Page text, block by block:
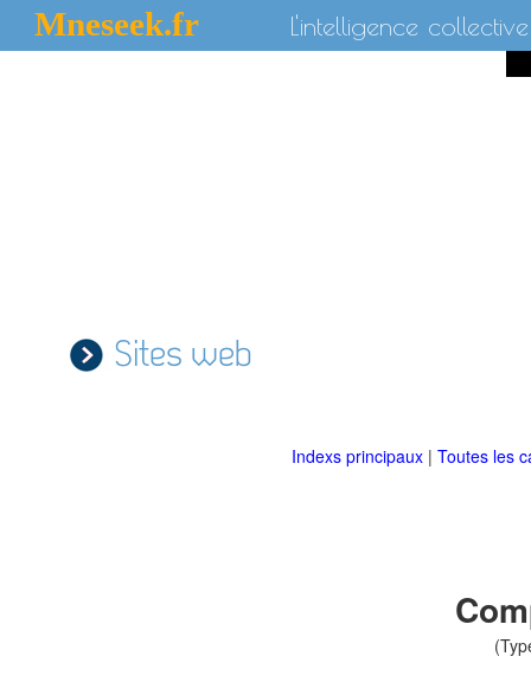
Mneseek.fr L'intelligence collective
Sites web
Indexs principaux | Toutes les